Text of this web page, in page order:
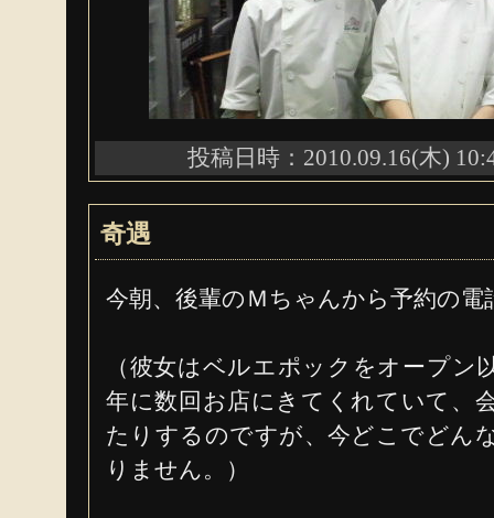
投稿日時：2010.09.16(木)
奇遇
今朝、後輩のＭちゃんから予約の
（彼女はベルエポックをオープン
年に数回お店にきてくれていて、
たりするのですが、今どこでどん
りません。）